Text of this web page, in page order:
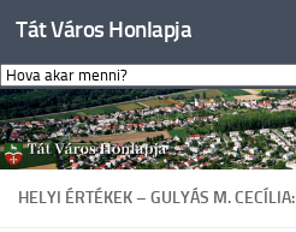
Skip to content
Tát Város Honlapja
HELYI ÉRTÉKEK – GULYÁS M.